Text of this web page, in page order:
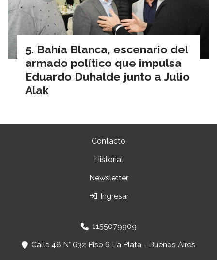
Bahía Blanca, escenario del
armado político que impulsa
Eduardo Duhalde junto a Julio
Alak
Contacto
Historial
Newsletter
Ingresar
1155079909
Calle 48 N° 632 Piso 6 La Plata - Buenos Aires